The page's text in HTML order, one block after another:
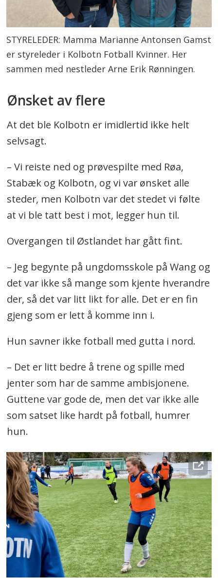
STYRELEDER: Mamma Marianne Antonsen Gamst
er styreleder i Kolbotn Fotball Kvinner. Her
sammen med nestleder Arne Erik Rønningen.
Ønsket av flere
At det ble Kolbotn er imidlertid ikke helt
selvsagt.
– Vi reiste ned og prøvespilte med Røa,
Stabæk og Kolbotn, og vi var ønsket alle
steder, men Kolbotn var det stedet vi følte
at vi ble tatt best i mot, legger hun til.
Overgangen til Østlandet har gått fint.
– Jeg begynte på ungdomsskole på Wang og
det var ikke så mange som kjente hverandre
der, så det var litt likt for alle. Det er en fin
gjeng som er lett å komme inn i.
Hun savner ikke fotball med gutta i nord.
– Det er litt bedre å trene og spille med
jenter som har de samme ambisjonene.
Guttene var gode de, men det var ikke alle
som satset like hardt på fotball, humrer
hun.